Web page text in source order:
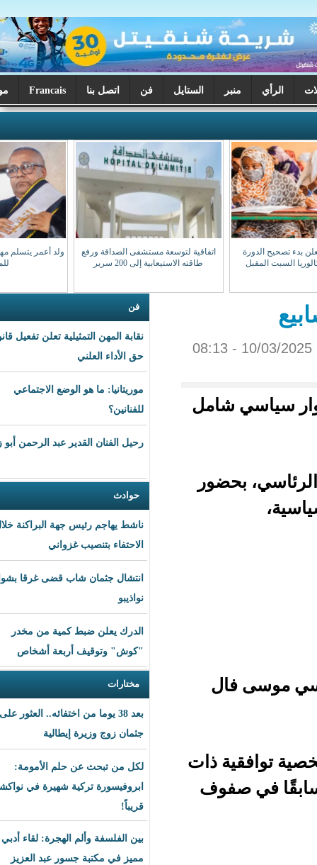
الستايل فن اتصل بنا Francais موريتانيا اليوم
اتفاقية لتوسعة مستشفى الصداقة ورفع
طاقته الاستيعابية إلى 200 سرير
ولد أعمر يتسلم مهامه نقيبا للهيئة الوطنية
نقابة المهن التمثيلية تعلن تفعيل قانون
حق الأداء العلني
موريتانيا: ما هو الوضع الاجتماعي
للفنانين؟
رحيل الفنان القدير عبد الرحمن أبو زهرة
حوادث
ناشط يهاجم رئيس جهة البراكنة خلال
الاحتفاء بتنصيب غزواني
انتشال جثمان شاب قضى غرقا بشواطئ
الدرك يعلن ضبط كمية من مخدر
"كوش" وتوقيف أربعة أشخاص
بعد 38 يوما من اختفائه.. العثور على
جثمان زوج وزيرة إيطالية
لكل من تبحث عن حلم الأمومة:
ابروفيسورة تركية شهيرة في نواكشوط
بين الفلسفة وألم الهجرة: لقاء أدبي
مميز في مكتبة جسور عبد العزيز
ذات